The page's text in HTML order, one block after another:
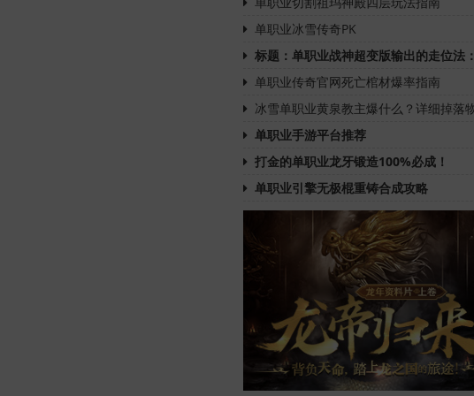
单职业冰雪传奇PK
标题：单职业战神超变版输出的走位法
单职业传奇官网死亡棺材爆率指南
冰雪单职业黄泉教主爆什么？详细掉落
单职业手游平台推荐
打金的单职业龙牙锻造100%必成！
单职业引擎无极棍重铸合成攻略